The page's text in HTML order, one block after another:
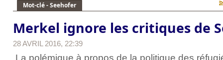
Mot-clé - Seehofer
Merkel ignore les critiques de
28 AVRIL 2016, 22:39
La polémique à propos de la politique des